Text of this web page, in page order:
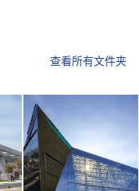
查看所有文件夹